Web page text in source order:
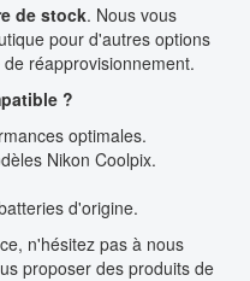
de stock. Nous vous
pour d'autres options
réapprovisionnement.
?
optimales.
Nikon Coolpix.
d'origine.
n'hésitez pas à nous
proposer des produits de